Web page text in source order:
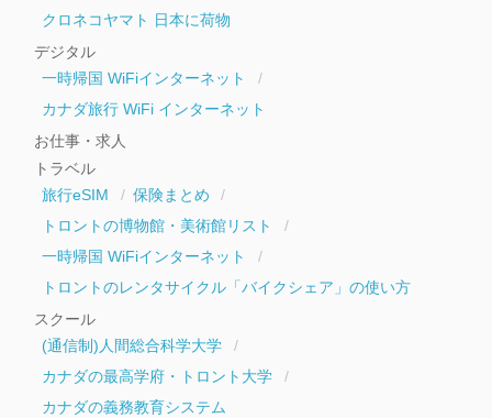
クロネコヤマト 日本に荷物
デジタル
一時帰国 WiFiインターネット
カナダ旅行 WiFi インターネット
お仕事・求人
トラベル
旅行eSIM
保険まとめ
トロントの博物館・美術館リスト
一時帰国 WiFiインターネット
トロントのレンタサイクル「バイクシェア」の使い方
スクール
(通信制)人間総合科学大学
カナダの最高学府・トロント大学
カナダの義務教育システム